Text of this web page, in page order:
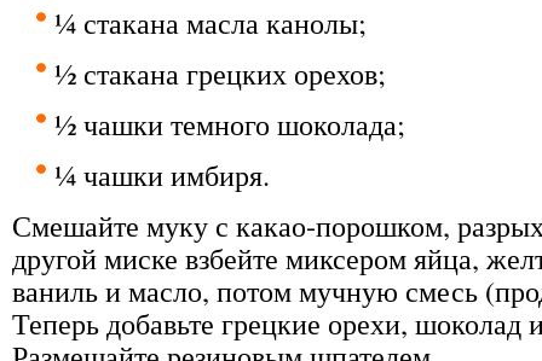
¼ стакана масла канолы;
½ стакана грецких орехов;
½ чашки темного шоколада;
¼ чашки имбиря.
Смешайте муку с какао-порошком,
другой миске взбейте миксером яйца,
ваниль и масло, потом мучную смесь
Теперь добавьте грецкие орехи, шоколад